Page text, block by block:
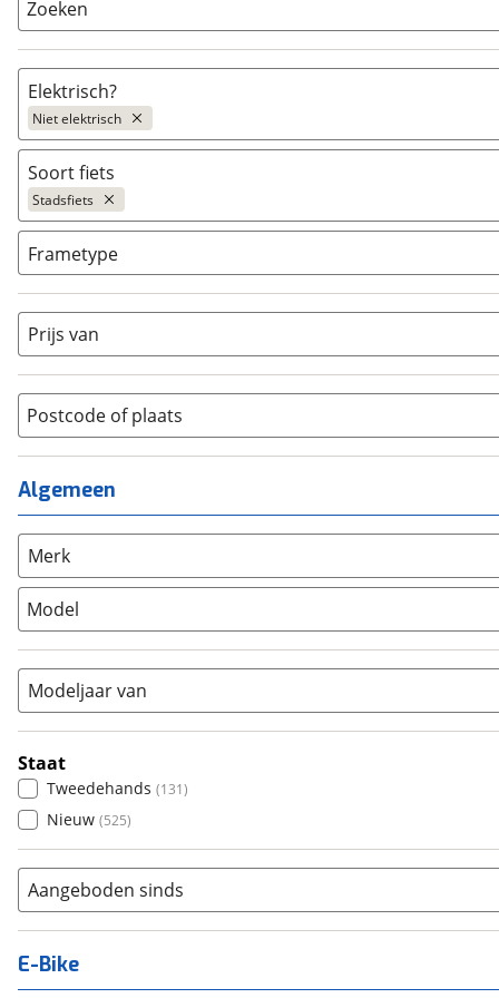
Zoeken
Elektrisch?
Niet elektrisch
Ja, E-bike
Ja, High-speed (23)
Soort fiets
Stadsfiets
BMX / Freestyle fiets (0)
Cruiserfiets
Jeugdfiets (2)
Kinderfiets (2)
Ligfiets (0)
Mountainbike
Overig (1)
Racefiets
Stadsfiets (656)
Tandem
Vouwfiets (0)
Frametype
Dames (334)
Dames monotube
Heren (316)
Jongens
Lage instap (1)
Meisjes
Prijs van
Postcode of plaats
Algemeen
Merk
Model
Modeljaar van
Staat
Tweedehands (131)
Nieuw (525)
Aangeboden sinds
E-Bike